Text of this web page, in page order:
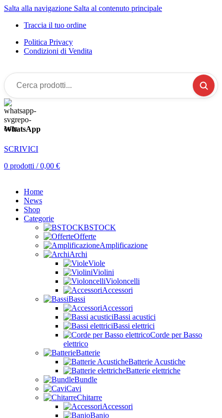
Salta alla navigazione Salta al contenuto principale
Traccia il tuo ordine
Politica Privacy
Condizioni di Vendita
Cerca
prodotti...
WhatsApp
SCRIVICI
0 prodotti / 0,00 €
Home
News
Shop
Categorie
BSTOCK
Offerte
Amplificazione
Archi
Viole
Violini
Violoncelli
Accessori
Bassi
Accessori
Bassi acustici
Bassi elettrici
Corde per Basso
elettrico
Batterie
Batterie Acustiche
Batterie elettriche
Bundle
Cavi
Chitarre
Accessori
Banjo